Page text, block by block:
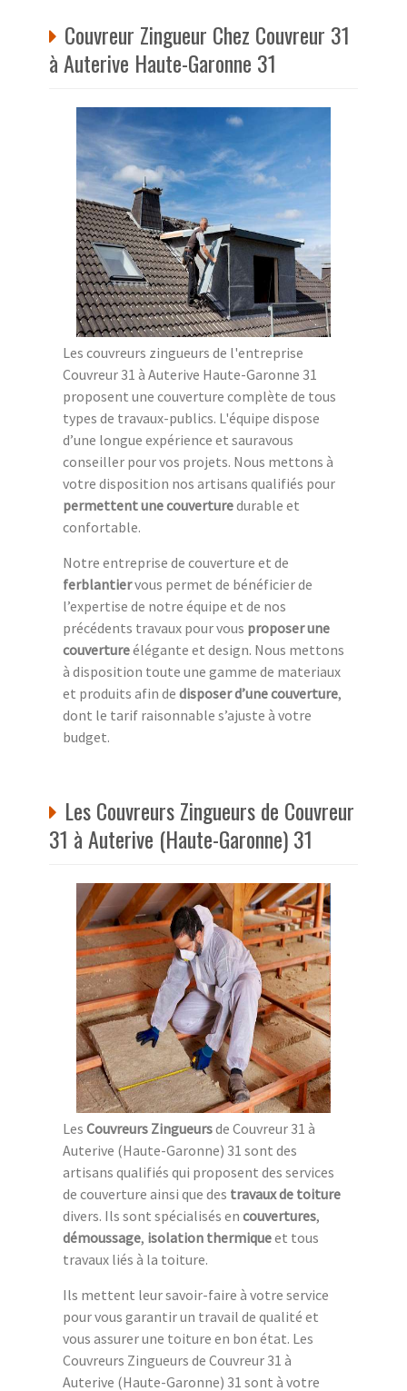
Couvreur Zingueur Chez Couvreur 31
à Auterive Haute-Garonne 31
Les couvreurs zingueurs de l'entreprise
Couvreur 31 à Auterive Haute-Garonne 31
proposent une couverture complète de tous
types de travaux-publics. L'équipe dispose
d’une longue expérience et sauravous
conseiller pour vos projets. Nous mettons à
votre disposition nos artisans qualifiés pour
permettent une couverturedurable et
confortable.
Notre entreprise de couverture et de
ferblantiervous permet de bénéficier de
l’expertise de notre équipe et de nos
précédents travaux pour vous proposer une
couvertureélégante et design. Nous mettons
à disposition toute une gamme de materiaux
et produits afin de disposer d’une couverture,
dont le tarif raisonnable s’ajuste à votre
budget.
Les Couvreurs Zingueurs de Couvreur
31 à Auterive (Haute-Garonne) 31
Les Couvreurs Zingueursde Couvreur 31 à
Auterive (Haute-Garonne) 31 sont des
artisans qualifiés qui proposent des services
de couverture ainsi que des travaux de toiture
divers. Ils sont spécialisés en couvertures,
démoussage, isolation thermiqueet tous
travaux liés à la toiture.
Ils mettent leur savoir-faire à votre service
pour vous garantir un travail de qualité et
vous assurer une toiture en bon état. Les
Couvreurs Zingueurs de Couvreur 31 à
Auterive (Haute-Garonne) 31 sont à votre